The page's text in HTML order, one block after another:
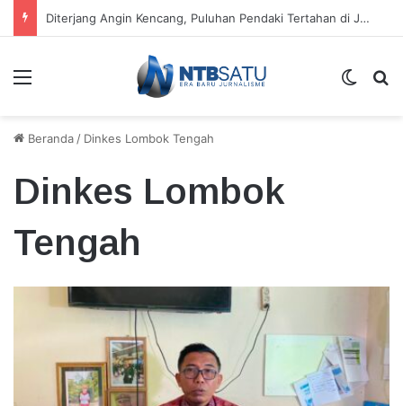
Kecamatan Sandubaya Sebar 171 Titik “Tempah Dedoro” Pangkas Sampah Organik
Menu
Beranda / Dinkes Lombok Tengah
Dinkes Lombok
Tengah